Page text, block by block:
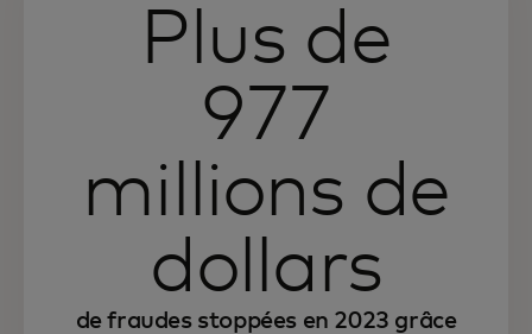
Plus de
977
millions de
dollars
de fraudes stoppées en 2023 grâce